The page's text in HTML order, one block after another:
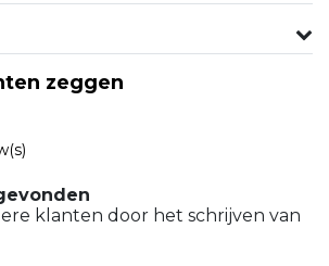
zeggen
klanten door het schrijven van